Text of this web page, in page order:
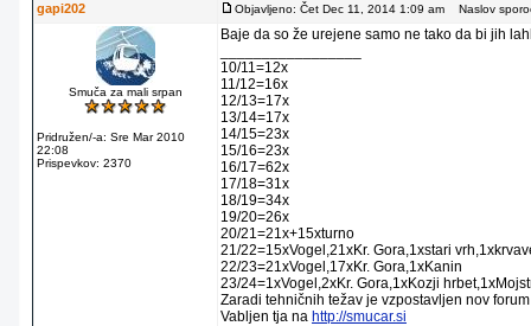
gapi202 Objavljeno: Čet Dec 11, 2014 1:09 am Naslov
Smuča za mali srpan
Pridružen/-a: Sre Mar 2010
22:08
Prispevkov: 2370
Baje da so že urejene samo ne tako da bi jih
10/11=12x
11/12=16x
12/13=17x
13/14=17x
14/15=23x
15/16=23x
16/17=62x
17/18=31x
18/19=34x
19/20=26x
20/21=21x+15xturno
21/22=15xVogel,21xKr. Gora,1xstari
22/23=21xVogel,17xKr. Gora,1xKanin
23/24=1xVogel,2xKr. Gora,1xKozji
Zaradi tehničnih težav je vzpostavljen nov
Vabljen tja na http://smucar.si